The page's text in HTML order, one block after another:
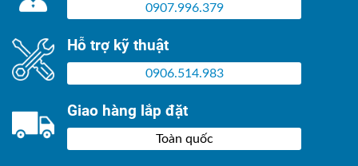
0907.996.379
Hỗ trợ kỹ thuật
0906.514.983
Giao hàng lắp đặt
Toàn quốc